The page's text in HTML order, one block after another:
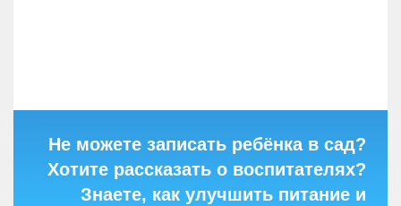
Не можете записать ребёнка в сад?
Хотите рассказать о воспитателях?
Знаете, как улучшить питание и